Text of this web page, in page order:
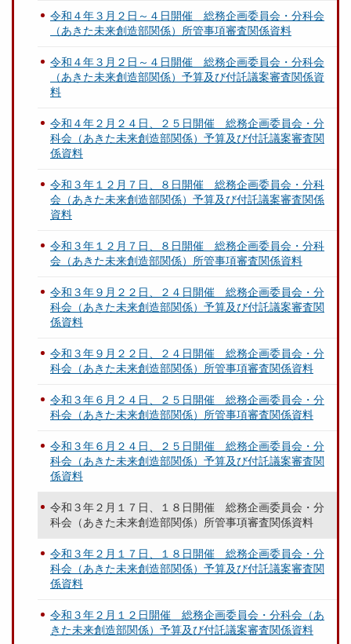
令和４年３月２日～４日開催 総務企画委員会・分科会
（あきた未来創造部関係）所管事項審査関係資料
令和４年３月２日～４日開催 総務企画委員会・分科会
（あきた未来創造部関係）予算及び付託議案審査関係資
料
令和４年２月２４日、２５日開催 総務企画委員会・分
科会（あきた未来創造部関係）予算及び付託議案審査関
係資料
令和３年１２月７日、８日開催 総務企画委員会・分科
会（あきた未来創造部関係）予算及び付託議案審査関係
資料
令和３年１２月７日、８日開催 総務企画委員会・分科
会（あきた未来創造部関係）所管事項審査関係資料
令和３年９月２２日、２４日開催 総務企画委員会・分
科会（あきた未来創造部関係）予算及び付託議案審査関
係資料
令和３年９月２２日、２４日開催 総務企画委員会・分
科会（あきた未来創造部関係）所管事項審査関係資料
令和３年６月２４日、２５日開催 総務企画委員会・分
科会（あきた未来創造部関係）所管事項審査関係資料
令和３年６月２４日、２５日開催 総務企画委員会・分
科会（あきた未来創造部関係）予算及び付託議案審査関
係資料
令和３年２月１７日、１８日開催 総務企画委員会・分
科会（あきた未来創造部関係）所管事項審査関係資料
令和３年２月１７日、１８日開催 総務企画委員会・分
科会（あきた未来創造部関係）予算及び付託議案審査関
係資料
令和３年２月１２日開催 総務企画委員会・分科会（あ
きた未来創造部関係）予算及び付託議案審査関係資料